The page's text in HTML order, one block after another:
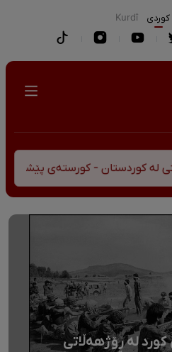
كوردی Kurdî
- کورستەی پێشڤەچوونی
لە ڕۆژهەڵاتی